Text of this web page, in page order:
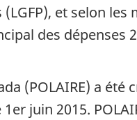
et selon
des dépenses
(POLAIRE) a
juin 2015.